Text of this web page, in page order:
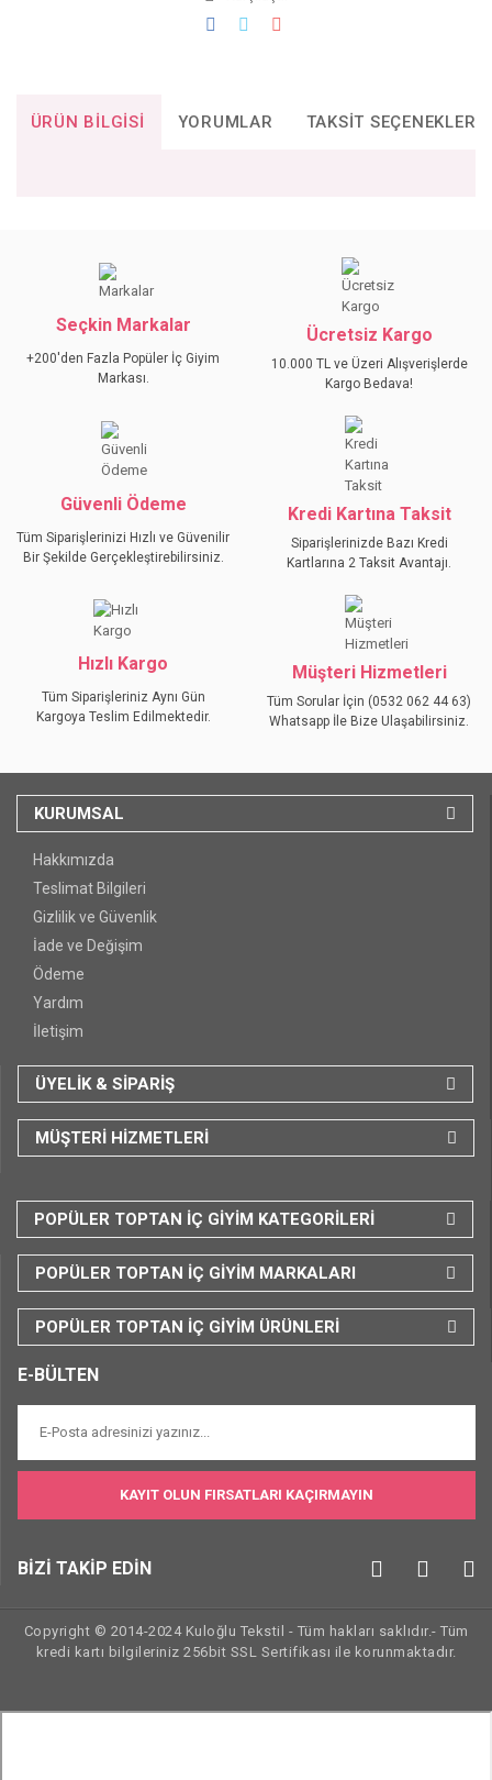
ÜRÜN BILGISI YORUMLAR TAKSIT SEÇENEKLERI
kullanarak tarafımıza iletebilirsiniz.
Görüş ve önerileriniz için teşekkür ederiz.
Ürün açıklamasında eksik bilgiler bulunuyor.
Ürün fiyatı diğer sitelerden daha pahalı.
Bu ürüne benzer farklı alternatifler olmalı.
Seçkin Markalar
+200'den Fazla Popüler İç Giyim
Markası.
Ücretsiz Kargo
10.000 TL ve Üzeri Alışverişlerde
Kargo Bedava!
Güvenli Ödeme
Tüm Siparişlerinizi Hızlı ve Güvenilir
Bir Şekilde Gerçekleştirebilirsiniz.
Kredi Kartına Taksit
Siparişlerinizde Bazı Kredi
Kartlarına 2 Taksit Avantajı.
Hızlı Kargo
Tüm Siparişleriniz Aynı Gün
Kargoya Teslim Edilmektedir.
Müşteri Hizmetleri
Tüm Sorular İçin (0532 062 44 63)
Whatsapp İle Bize Ulaşabilirsiniz.
KURUMSAL
Hakkımızda
Teslimat Bilgileri
Gizlilik ve Güvenlik
İade ve Değişim
Ödeme
Yardım
İletişim
ÜYELİK & SİPARİŞ
MÜŞTERİ HİZMETLERİ
POPÜLER TOPTAN İÇ GİYİM KATEGORİLERİ
POPÜLER TOPTAN İÇ GİYİM MARKALARI
POPÜLER TOPTAN İÇ GİYİM ÜRÜNLERİ
E-BÜLTEN
KAYIT OLUN FIRSATLARI KAÇIRMAYIN
BİZİ TAKİP EDİN
Copyright © 2014-2024 Kuloğlu Tekstil - Tüm hakları saklıdır.- Tüm
kredi kartı bilgileriniz 256bit SSL Sertifikası ile korunmaktadır.